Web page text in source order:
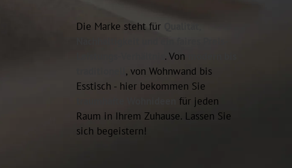
Die Marke steht für
. Von
, von Wohnwand bis
Esstisch - hier bekommen Sie
für jeden
Raum in Ihrem Zuhause. Lassen Sie
sich begeistern!